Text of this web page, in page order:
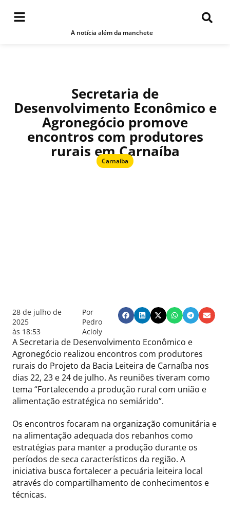
A notícia além da manchete
Secretaria de
Desenvolvimento Econômico e
Agronegócio promove
encontros com produtores
rurais em Carnaíba
Carnaíba
28 de julho de
2025
às 18:53
Por
Pedro
Acioly
A Secretaria de Desenvolvimento Econômico e
Agronegócio realizou encontros com produtores
rurais do Projeto da Bacia Leiteira de Carnaíba nos
dias 22, 23 e 24 de julho. As reuniões tiveram como
tema “Fortalecendo a produção rural com união e
alimentação estratégica no semiárido”.
Os encontros focaram na organização comunitária e
na alimentação adequada dos rebanhos como
estratégias para manter a produção durante os
períodos de seca característicos da região. A
iniciativa busca fortalecer a pecuária leiteira local
através do compartilhamento de conhecimentos e
técnicas.